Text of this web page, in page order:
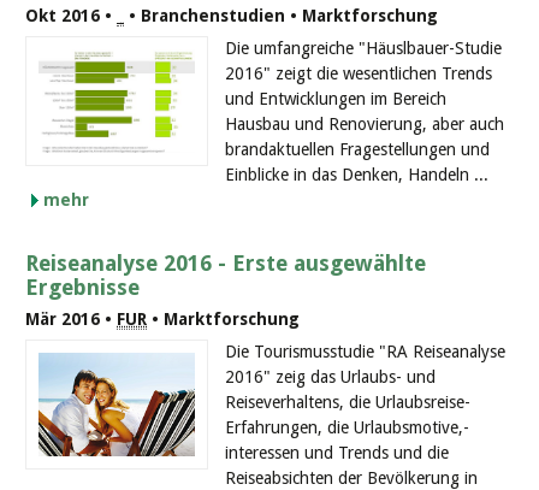
Okt 2016 •
• Branchenstudien • Marktforschung
Die umfangreiche "Häuslbauer-Studie
2016" zeigt die wesentlichen Trends
und Entwicklungen im Bereich
Hausbau und Renovierung, aber auch
brandaktuellen Fragestellungen und
Einblicke in das Denken, Handeln ...
mehr
Reiseanalyse 2016 - Erste ausgewählte
Ergebnisse
Mär 2016 • FUR • Marktforschung
Die Tourismusstudie "RA Reiseanalyse
2016" zeig das Urlaubs- und
Reiseverhaltens, die Urlaubsreise-
Erfahrungen, die Urlaubsmotive,-
interessen und Trends und die
Reiseabsichten der Bevölkerung in